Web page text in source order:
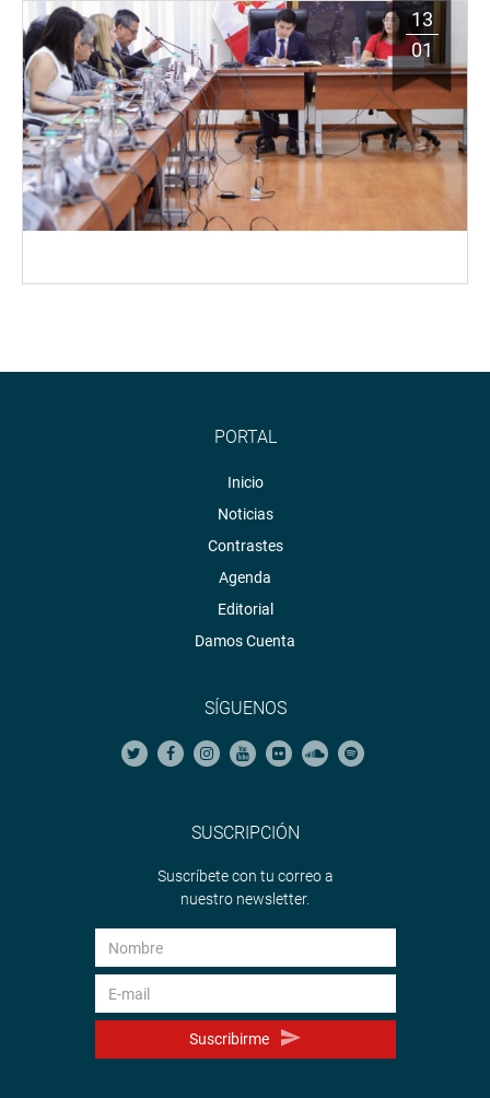
13
01
PORTAL
Inicio
Noticias
Contrastes
Agenda
Editorial
Damos Cuenta
SÍGUENOS
SUSCRIPCIÓN
Suscríbete con tu correo a
nuestro newsletter.
Suscribirme